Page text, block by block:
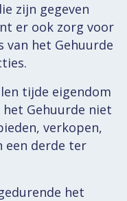
zijn gegeven
er ook zorg voor
van het Gehuurde
tijde eigendom
het Gehuurde niet
verkopen,
een derde ter
het